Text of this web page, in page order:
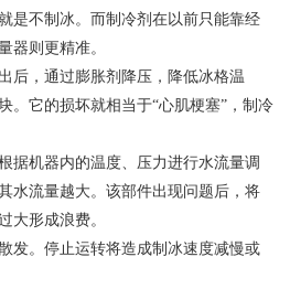
是不制冰。而制冷剂在以前只能靠经
器则更精准。
后，通过膨胀剂降压，降低冰格温
。它的损坏就相当于“心肌梗塞”，制冷
据机器内的温度、压力进行水流量调
水流量越大。该部件出现问题后，将
大形成浪费。
发。停止运转将造成制冰速度减慢或